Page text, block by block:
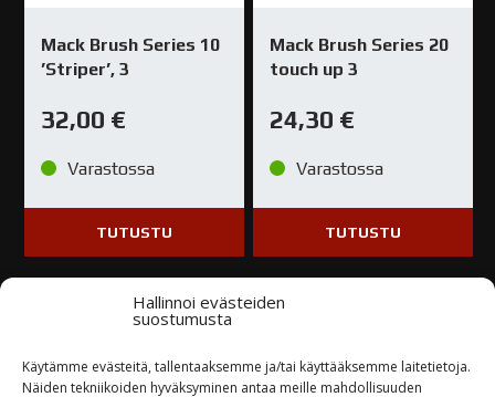
Hallinnoi evästeiden
suostumusta
Käytämme evästeitä, tallentaaksemme ja/tai käyttääksemme laitetietoja.
Näiden tekniikoiden hyväksyminen antaa meille mahdollisuuden
Mack Brush Series 10
’Striper’, 3
32,00 €
Varastossa
TUTUSTU
Mack Brush Series 20
touch up 3
24,30 €
Varastossa
TUTUSTU